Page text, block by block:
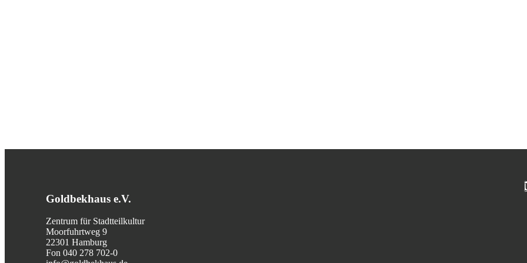
Goldbekhaus e.V.
Zentrum für Stadtteilkultur
Moorfuhrtweg 9
22301 Hamburg
Fon 040 278 702-0